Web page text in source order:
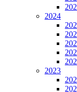
2024
2023